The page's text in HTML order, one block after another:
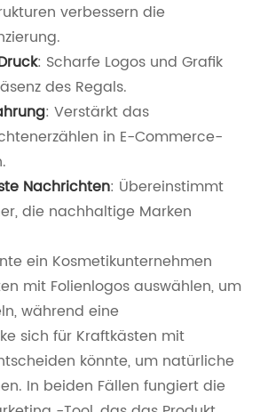
verbessern die
: Scharfe Logos und Grafik
des Regals.
: Verstärkt das
in E-Commerce-
Nachrichten: Übereinstimmt
die nachhaltige Marken
ein Kosmetikunternehmen
mit Folienlogos auswählen, um
während eine
sich für Kraftkästen mit
könnte, um natürliche
In beiden Fällen fungiert die